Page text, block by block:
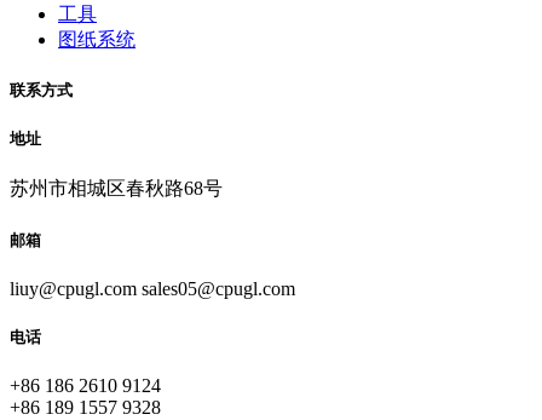
工具
图纸系统
联系方式
地址
苏州市相城区春秋路68号
邮箱
liuy@cpugl.com sales05@cpugl.com
电话
+86 186 2610 9124
+86 189 1557 9328